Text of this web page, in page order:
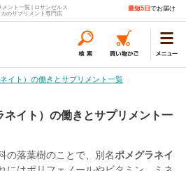
ント一覧 | ロサンゼルス
のサプリメント専門店
最短5日 でお届け
イト）の働きとサプリメント一覧
ネイト）の働きとサプリメント一
の落葉樹のことで、別名ポメグラネイ